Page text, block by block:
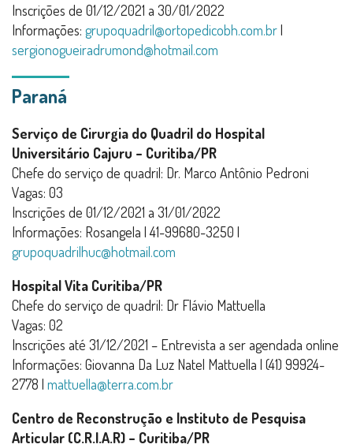
Inscrições de 01/12/2021 a 30/01/2022
Informações: grupoquadril@ortopedicobh.com.br|
sergionogueiradrumond@hotmail.com
Paraná
Serviço de Cirurgia do Quadril do Hospital
Universitário Cajuru – Curitiba/PR
Chefe do serviço de quadril: Dr. Marco Antônio Pedroni
Vagas: 03
Inscrições de 01/12/2021 a 31/01/2022
Informações: Rosangela | 41-99680-3250 |
grupoquadrilhuc@hotmail.com
Hospital Vita Curitiba/PR
Chefe do serviço de quadril: Dr Flávio Mattuella
Vagas: 02
Inscrições até 31/12/2021 – Entrevista a ser agendada online
Informações: Giovanna Da Luz Natel Mattuella | (41) 99924-
2778 | mattuella@terra.com.br
Centro de Reconstrução e Instituto de Pesquisa
Articular (C.R.I.A.R) – Curitiba/PR